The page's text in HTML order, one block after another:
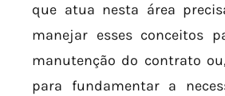
que atua nesta área
manejar esses conceitos
manutenção do contrato
para fundamentar a